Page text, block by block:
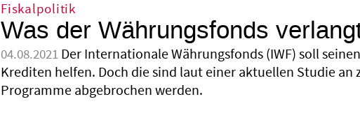
Fiskalpolitik
Was der Währungsfonds
04.08.2021 Der Internationale Währungsfonds (IWF) soll
Krediten helfen. Doch die sind laut einer aktuellen Studie an
Programme abgebrochen werden.